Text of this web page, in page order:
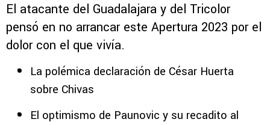
El atacante del Guadalajara y del Tricolor
pensó en no arrancar este Apertura 2023 por el
dolor con el que vivía.
La polémica declaración de César Huerta
sobre Chivas
El optimismo de Paunovic y su recadito al